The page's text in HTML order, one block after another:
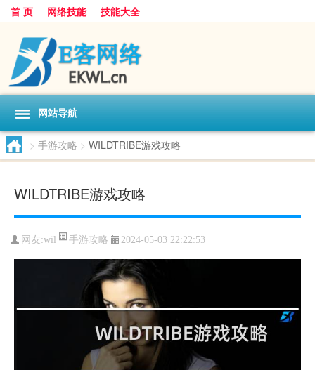
首 页 网络技能 技能大全
网站导航
> 手游攻略 > WILDTRIBE游戏攻略
WILDTRIBE游戏攻略
网友:wil 手游攻略 2024-05-03 22:22:53